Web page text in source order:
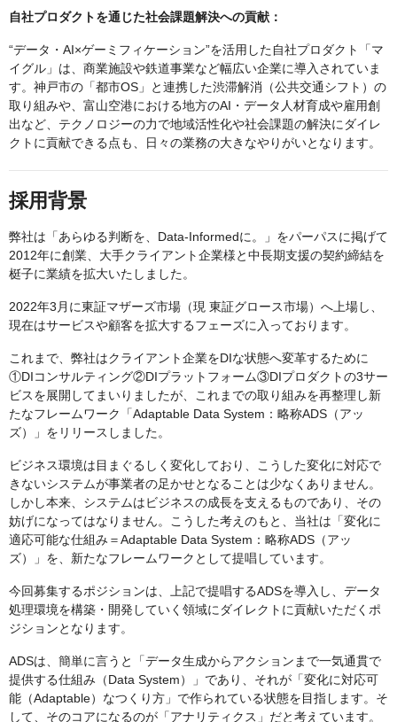
自社プロダクトを通じた社会課題解決への貢献：
“データ・AI×ゲーミフィケーション”を活用した自社プロダクト「マ
イグル」は、商業施設や鉄道事業など幅広い企業に導入されていま
す。神戸市の「都市OS」と連携した渋滞解消（公共交通シフト）の
取り組みや、富山空港における地方のAI・データ人材育成や雇用創
出など、テクノロジーの力で地域活性化や社会課題の解決にダイレ
クトに貢献できる点も、日々の業務の大きなやりがいとなります。
採用背景
弊社は「あらゆる判断を、Data-Informedに。」をパーパスに掲げて
2012年に創業、大手クライアント企業様と中長期支援の契約締結を
梃子に業績を拡大いたしました。
2022年3月に東証マザーズ市場（現 東証グロース市場）へ上場し、
現在はサービスや顧客を拡大するフェーズに入っております。
これまで、弊社はクライアント企業をDIな状態へ変革するために
①DIコンサルティング②DIプラットフォーム③DIプロダクトの3サー
ビスを展開してまいりましたが、これまでの取り組みを再整理し新
たなフレームワーク「Adaptable Data System：略称ADS（アッ
ズ）」をリリースしました。
ビジネス環境は目まぐるしく変化しており、こうした変化に対応で
きないシステムが事業者の足かせとなることは少なくありません。
しかし本来、システムはビジネスの成長を支えるものであり、その
妨げになってはなりません。こうした考えのもと、当社は「変化に
適応可能な仕組み＝Adaptable Data System：略称ADS（アッ
ズ）」を、新たなフレームワークとして提唱しています。
今回募集するポジションは、上記で提唱するADSを導入し、データ
処理環境を構築・開発していく領域にダイレクトに貢献いただくポ
ジションとなります。
ADSは、簡単に言うと「データ生成からアクションまで一気通貫で
提供する仕組み（Data System）」であり、それが「変化に対応可
能（Adaptable）なつくり方」で作られている状態を目指します。そ
して、そのコアになるのが「アナリティクス」だと考えています。